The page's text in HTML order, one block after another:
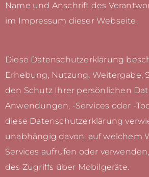
Name und Anschrift des
im Impressum dieser Webseite.
Diese Datenschutzerklärung
Erhebung, Nutzung, Weitergabe,
den Schutz Ihrer persönlichen
Anwendungen, -Services oder -
diese Datenschutzerklärung
unabhängig davon, auf welchem
Services aufrufen oder
des Zugriffs über Mobilgeräte.